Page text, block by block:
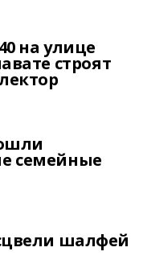
на улице
строят
семейные
шалфей